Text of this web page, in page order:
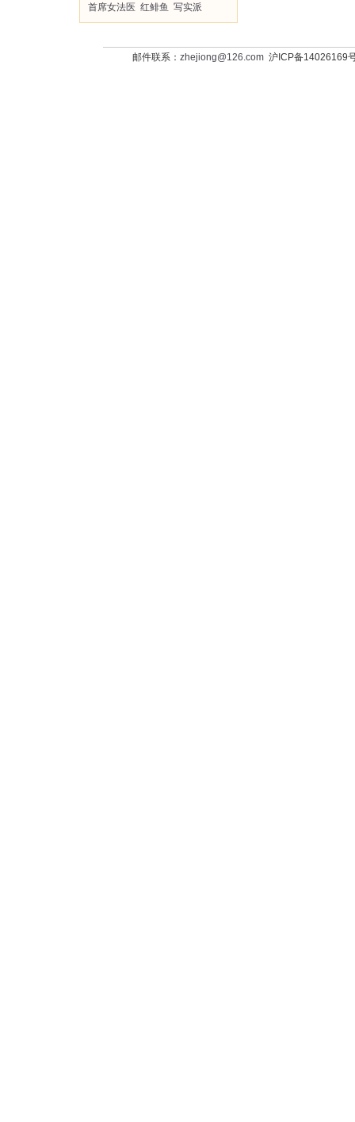
首席女法医 红鲱鱼 写实派
邮件联系： zhejiong@126.com沪ICP备14026169